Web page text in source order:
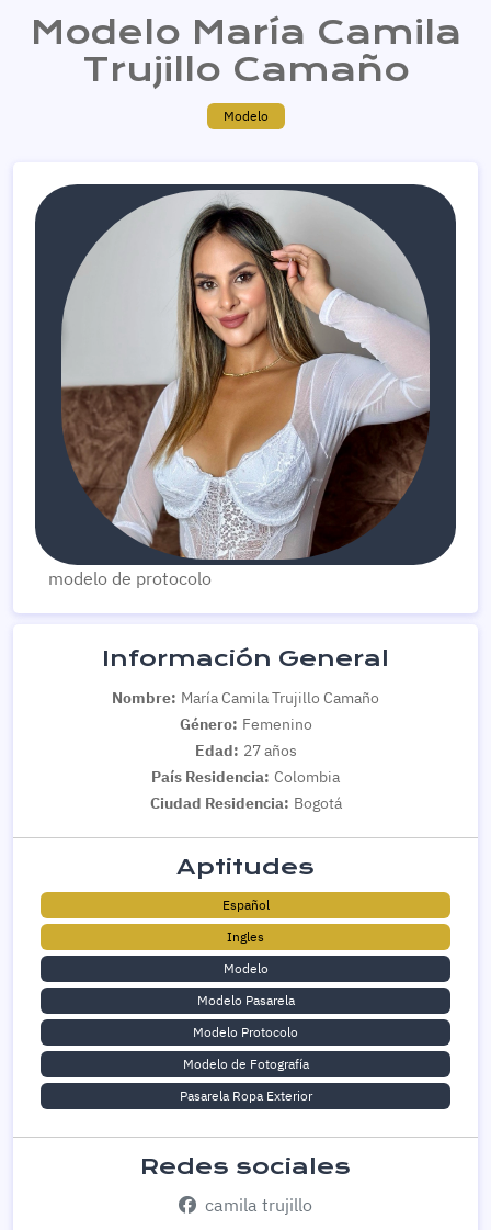
Modelo María Camila
Trujillo Camaño
Modelo
modelo de protocolo
Información General
Nombre: María Camila Trujillo Camaño
Género: Femenino
Edad: 27 años
País Residencia: Colombia
Ciudad Residencia: Bogotá
Aptitudes
Español
Ingles
Modelo
Modelo Pasarela
Modelo Protocolo
Modelo de Fotografía
Pasarela Ropa Exterior
Redes sociales
camila trujillo